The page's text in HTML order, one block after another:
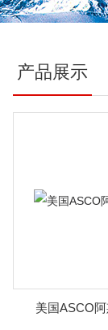
产品展示
美国ASCO